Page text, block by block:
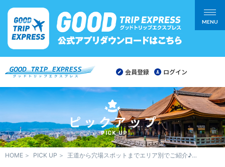
会員登録 ログイン
MENU
ピックアップ
PICK UP
HOME PICK UP 王道から穴場スポットまでエリア別でご紹介♪鹿児島ツアー特集！